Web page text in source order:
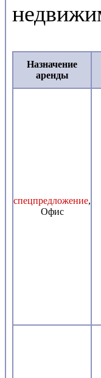
Назначение
аренды
спецпредложение,
Офис